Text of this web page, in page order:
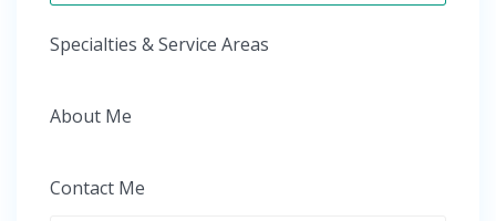
Specialties & Service Areas
About Me
Contact Me